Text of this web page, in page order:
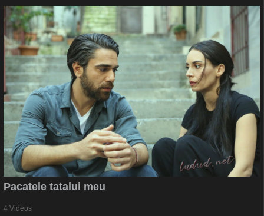
Pacatele tatalui meu
4 Videos